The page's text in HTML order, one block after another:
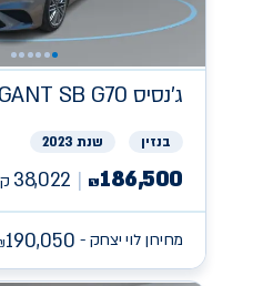
ג'נסיס SB G70
בנזין שנת 2023
₪186,500
38,022
מחירון לוי יצחק - 190,050